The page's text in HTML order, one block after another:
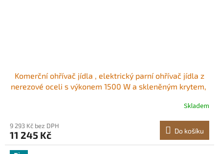
Komerční ohřívač jídla , elektrický parní ohřívač jídla z
nerezové oceli s výkonem 1500 W a skleněným krytem, ​​
perforovanými naběračkami, pro catering, restaurace a
Skladem
9 293 Kč bez DPH
11 245 Kč Do košíku